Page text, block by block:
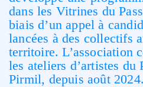
dans les Vitrines du
biais d’un appel à
lancées à des collectifs
territoire. L’association
les ateliers d’artistes du
Pirmil, depuis août 2024.